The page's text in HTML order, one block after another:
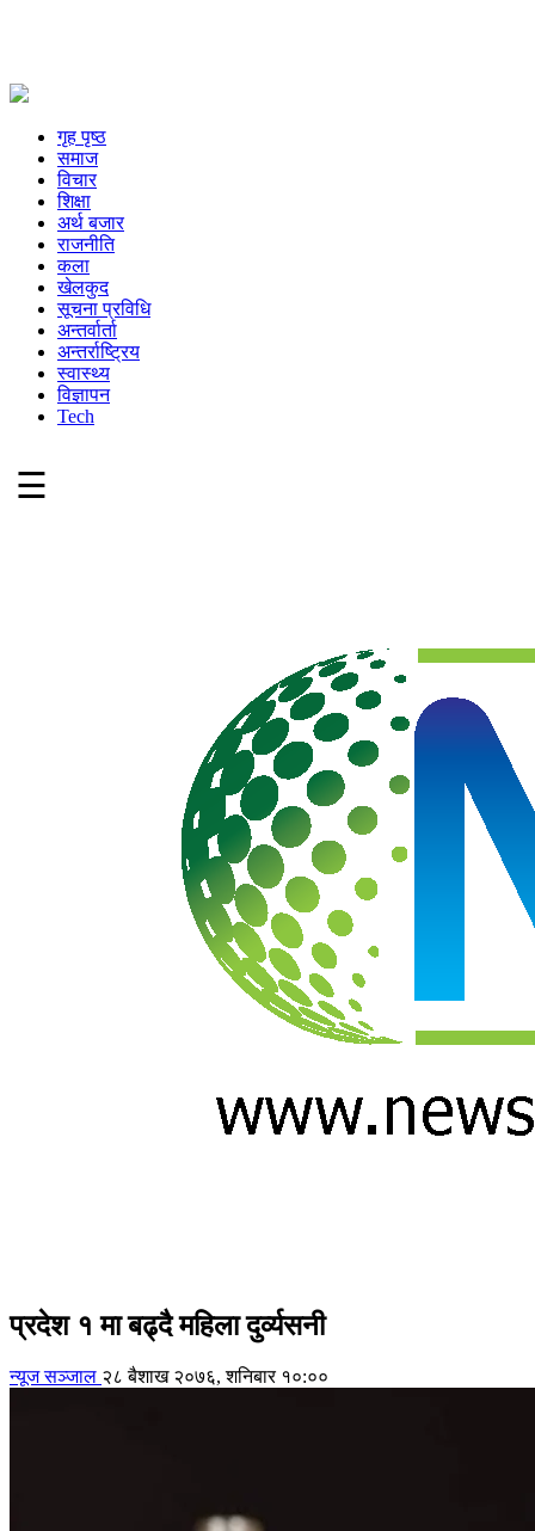
गृह पृष्ठ
समाज
विचार
शिक्षा
अर्थ बजार
राजनीति
कला
खेलकुद
सूचना प्रविधि
अन्तर्वार्ता
अन्तर्राष्ट्रिय
स्वास्थ्य
विज्ञापन
Tech
☰
प्रदेश १ मा बढ्दै महिला दुर्व्यसनी
न्यूज सञ्जाल २८ बैशाख २०७६, शनिबार १०:००